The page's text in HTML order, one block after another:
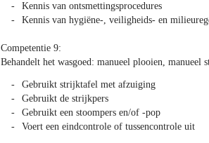
Kennis van ontsmettingsprocedures
Kennis van hygiëne-, veiligheids- en
Competentie 9:
Behandelt het wasgoed: manueel plooien, manueel
Gebruikt strijktafel met afzuiging
Gebruikt de strijkpers
Gebruikt een stoompers en/of -pop
Voert een eindcontrole of tussencontrole uit